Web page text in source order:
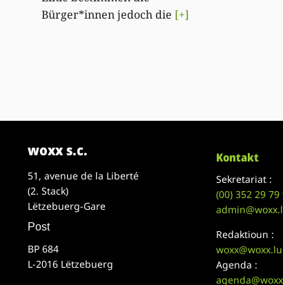
Bürger*innen jedoch die [+]
woxx s.c.
51, avenue de la Liberté
(2. Stack)
Lëtzebuerg-Gare
Post
BP 684
L-2016 Lëtzebuerg
Kontakt
Sekretariat :
(00)352 29 79
Redaktioun :
woxx@woxx.lu
Agenda :